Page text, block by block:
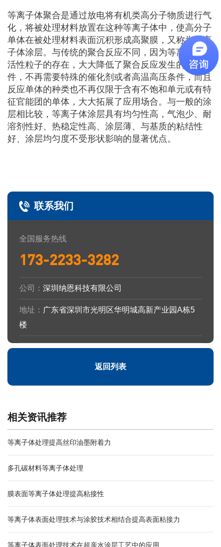
等离子体聚合是通过放电将有机类高分子物质进行气
化，将被处理材料放置在这种等离子体中，使高分子
单体在被处理材料表面沉积形成高聚膜，又称为等离
子体涂层。与传统的聚合反应不同，因为等离子体中
活性粒子的存在，大大降低了聚合反应发生的化学条
件，不再需要特殊的催化剂或者高温高压条件，而且
反应单体的种类也不再仅限于含有不饱和单元或有特
征官能团的单体，大大拓展了应用场合。与一般的涂
层相比较，等离子体涂层具有均匀性高，气泡少、耐
溶剂性好、热稳定性高、涂层薄、与基质的粘结性
好、涂层均匀度不受形状影响的显著优点。
联系我们
全国服务热线
173-2233-3282
公司： 深圳纳恩科技有限公司
地址： 广东省深圳市光明区华明城高新产业园A栋5
楼
返回列表
相关资讯推荐
等离子体处理提高丝印油墨附着力
多孔碳材料等离子体处理
膜表面等离子体处理提高粘接性
等离子体表面处理技术与涂胶技术相结合提高表面粘接力
等离子体表面处理技术在超亲水涂层工艺中的应用